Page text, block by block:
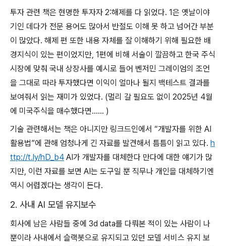
투자 관련 책은 현명한 투자자 2:해제를 다 읽었다. 1은 옛날이야
기인 데다가 전문 용어도 많아서 반절도 이해 못 하고 넘어간 부분
이 많았다. 해제 편 또한 내용 자체를 잘 이해하기 위해 필요한 배
경지식이 있는 편이었지만, 1편에 비해 서술이 깔끔하고 한국 주식
시장에 맞춰 국내 상장사를 예시로 들어 벤저민 그레이엄의 조언
을 그대로 따라 투자했다면 이익이 얼마나 될지 백테스트 결과를
보여줘서 읽는 재미가 있었다. (멀리 갈 필요도 없이 2025년 4월
에 미국주식을 매수했다면…… )
기술 관련해서는 책은 아니지만 링크드인에서 “개발자를 위한 AI
활용법”에 관해 엄청나게 긴 자료를 발견해서 틈틈이 읽고 있다. h
ttp://t.ly/hD_b4 AI가 개발자를 대체한다 만다에 대한 얘기가 많
지만, 이런 자료를 보면 AI는 도구일 뿐 직무나 개인을 대체하기엔
역시 어렵겠다는 생각이 든다.
2. 사내 AI 모델 유지보수
회사에 남은 사람들 중에 3d data를 다뤄본 적이 있는 사람이 나
뿐이라 사내에서 슬랙봇으로 유지되고 있던 모델 서비스 유지 보